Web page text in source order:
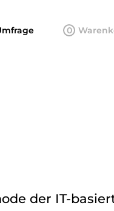
0
der IT-